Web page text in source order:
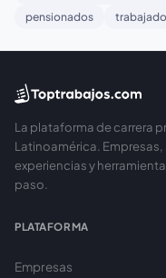
pensionados
La plataforma de carrera
Latinoamérica. Empresas,
experiencias y
paso.
PLATAFORMA
Empresas